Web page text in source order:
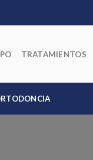
TRATAMIENTOS